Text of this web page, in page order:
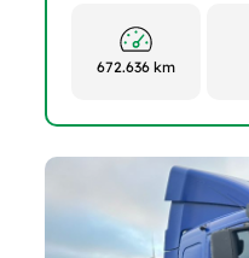
672.636 km